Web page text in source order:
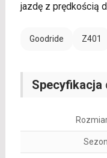
jazdę z prędkością
Goodride Z401
Specyfikacja
Sezon